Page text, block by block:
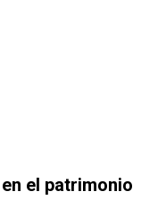
el patrimonio